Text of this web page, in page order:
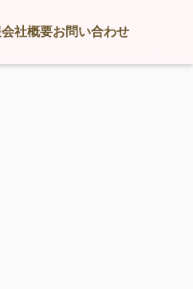
会社概要お問い合わせ